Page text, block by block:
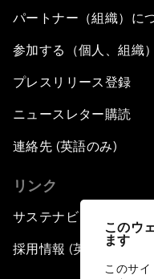
このウ
ます
このサ
パートナー（組織）に
参加する（個人、組織）
プレスリリース登録
ニュースレター購読
連絡先 (英語のみ)
リンク
サステナビリティへの
採用情報 (英語のみ)